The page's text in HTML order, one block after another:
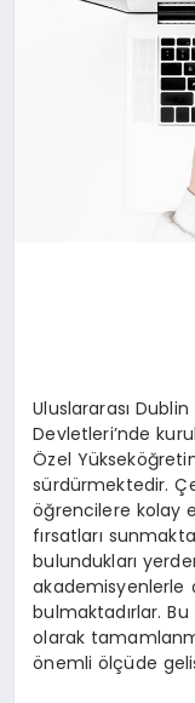
Uluslararası
Devletleri’nde
Özel
sürdürmektedir.
öğrencilere kolay
fırsatları
bulundukları
akademisyenlerle
bulmaktadırlar.
olarak
önemli ölçüde